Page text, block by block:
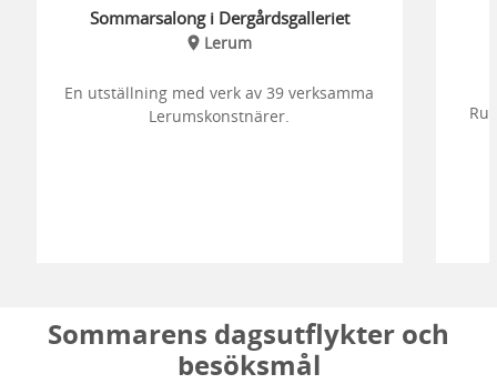
Sommarsalong i Dergårdsgalleriet
Lerum
En utställning med verk av 39 verksamma
Lerumskonstnärer.
Sommarens dagsutflykter och
besöksmål